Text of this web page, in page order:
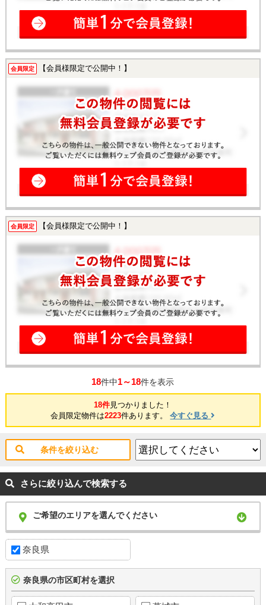
会員限定 【会員様限定で公開中！】
会員限定 【会員様限定で公開中！】
18件中1～18件を表示
18件見つかりました！
会員限定物件は2223件あります。今すぐ見る
条件を絞り込む
さらに絞り込んで検索する
ご希望のエリアを選んでください
奈良県
奈良県の市区町村を選択